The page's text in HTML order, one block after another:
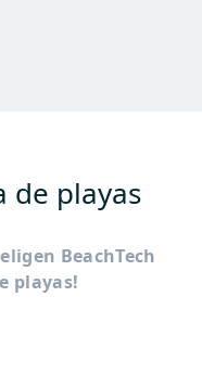
de playas
BeachTech
playas!